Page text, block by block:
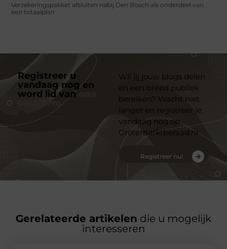
Verzekeringspakket afsluiten nabij Den Bosch als onderdeel van
een totaalplan
Registreer u
vandaag nog en
word lid van
platform
Wil jij jouw blogs delen
en een breed publiek
bereiken? Wacht niet
langer en registreer je
vandaag nog op
Grotemarktberaad.nl
Registreer nu!
Gerelateerde artikelen die u mogelijk
interesseren